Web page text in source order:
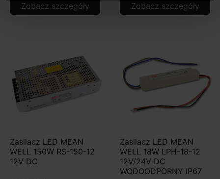
Zobacz szczegóły Zobacz szczegóły
Zasilacz LED MEAN
WELL 150W RS-150-12
12V DC
Zasilacz LED MEAN
WELL 18W LPH-18-12
12V/24V DC
WODOODPORNY IP67